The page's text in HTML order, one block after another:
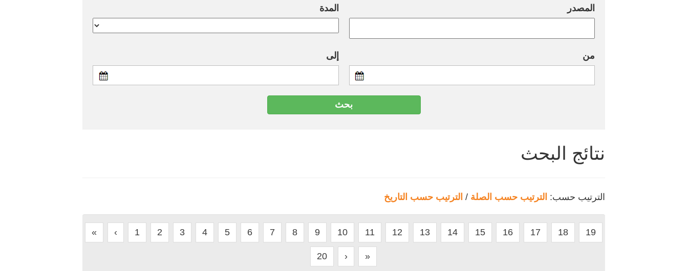
المصدر المدة
من إلى
نتائج البحث
الترتيب حسب: الترتيب حسب الصلة / الترتيب حسب التاريخ
« ‹ 1 2 3 4 5 6 7 8 9 10 11 12 13 14 15 16 17 18 19
20 › »